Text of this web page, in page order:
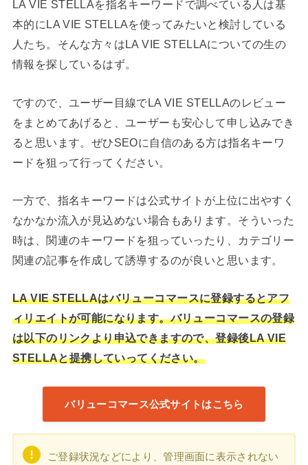
LA VIE STELLAを指名キーワードで調べている人は基
本的にLA VIE STELLAを使ってみたいと検討している
人たち。そんな方々はLA VIE STELLAについての生の
情報を探しているはず。
ですので、ユーザー目線でLA VIE STELLAのレビュー
をまとめてあげると、ユーザーも安心して申し込みでき
ると思います。ぜひSEOに自信のある方は指名キーワ
ードを狙って行ってください。
一方で、指名キーワードは公式サイトが上位に出やすく
なかなか流入が見込めない場合もあります。そういった
時は、関連のキーワードを狙っていったり、カテゴリー
関連の記事を作成して誘導するのが良いと思います。
LA VIE STELLAはバリューコマースに登録するとアフ
ィリエイトが可能になります。バリューコマースの登録
は以下のリンクより申込できますので、登録後LA VIE
STELLAと提携していってください。
バリューコマース公式サイトはこちら
ご登録状況などにより、管理画面に表示されない